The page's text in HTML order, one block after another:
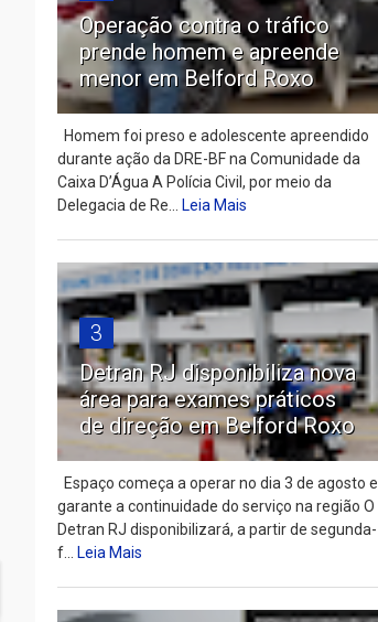
Operação contra o tráfico
prende homem e apreende
menor em Belford Roxo
Homem foi preso e adolescente apreendido
durante ação da DRE-BF na Comunidade da
Caixa D’Água A Polícia Civil, por meio da
Delegacia de Re...Leia Mais
3
Detran RJ disponibiliza nova
área para exames práticos
de direção em Belford Roxo
Espaço começa a operar no dia 3 de agosto e
garante a continuidade do serviço na região O
Detran RJ disponibilizará, a partir de segunda-
f...Leia Mais